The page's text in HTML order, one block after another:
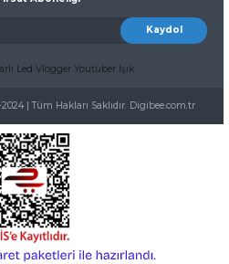
Kaydol
| Tüm Hakları Saklıdır. Digibee.com.tr
e-